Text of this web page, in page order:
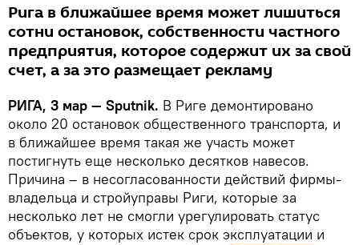
Рига в ближайшее время может лишиться
сотни остановок, собственности частного
предприятия, которое содержит их за свой
счет, а за это размещает рекламу
РИГА, 3 мар — Sputnik. В Риге демонтировано
около 20 остановок общественного транспорта, и
в ближайшее время такая же участь может
постигнуть еще несколько десятков навесов.
Причина – в несогласованности действий фирмы-
владельца и стройуправы Риги, которые за
несколько лет не смогли урегулировать статус
объектов, у которых истек срок эксплуатации и